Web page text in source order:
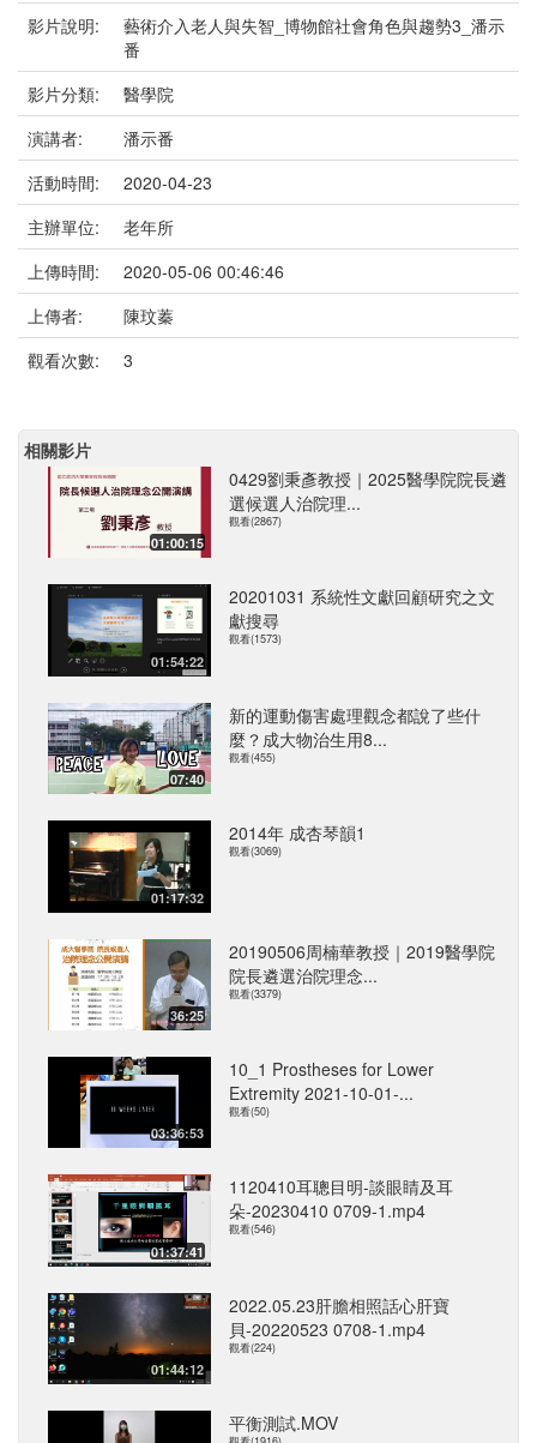
影片說明:
藝術介入老人與失智_博物館社會角色與趨勢3_潘示
番
影片分類:
醫學院
演講者:
潘示番
活動時間:
2020-04-23
主辦單位:
老年所
上傳時間:
2020-05-06 00:46:46
上傳者:
陳玟蓁
觀看次數:
3
相關影片
01:00:15
0429劉秉彥教授｜2025醫學院院長遴
選候選人治院理...
觀看(2867)
01:54:22
20201031 系統性文獻回顧研究之文
獻搜尋
觀看(1573)
07:40
新的運動傷害處理觀念都說了些什
麼？成大物治生用8...
觀看(455)
01:17:32
2014年 成杏琴韻1
觀看(3069)
36:25
20190506周楠華教授｜2019醫學院
院長遴選治院理念...
觀看(3379)
03:36:53
10_1 Prostheses for Lower
Extremity 2021-10-01-...
觀看(50)
01:37:41
1120410耳聰目明-談眼睛及耳
朵-20230410 0709-1.mp4
觀看(546)
01:44:12
2022.05.23肝膽相照話心肝寶
貝-20220523 0708-1.mp4
觀看(224)
平衡測試.MOV